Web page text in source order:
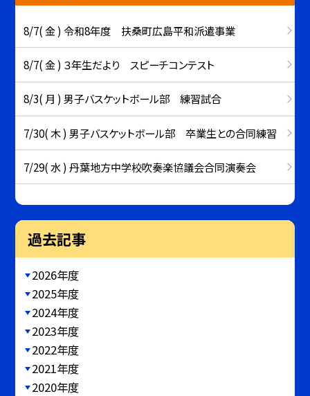
8/7( 金 ) 令和8年度 扶桑町広島平和派遣事業
8/7( 金 ) ３年生だより スピーチコンテスト
8/3( 月 ) 男子バスケットボール部 練習試合
7/30( 木 ) 男子バスケットボール部 卒業生との合同練習
7/29( 水 ) 丹葉地方中学校吹奏楽協議会合同演奏会
過去記事
2026年度
2025年度
2024年度
2023年度
2022年度
2021年度
2020年度